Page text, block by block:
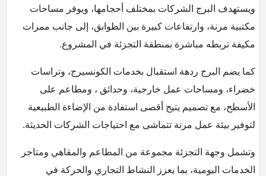
ويستهدف البرج الشركات بمختلف أحجامها، ويوفر مساحات
مكتبية مرنة، وارتفاعات كبيرة بين الطوابق، إلى جانب ممرات
مكيفة تربطه مباشرة بمنطقة التجزئة في المشروع.
كما يضم البرج ردهة استقبال بخدمات الكونسيرج، وتراسات
خضراء، ومساحات عمل خارجية، وحدائق ، ومطاعم على
الأسطح، مع تصميم يتيح أقصى استفادة من الإضاءة الطبيعية
لتوفير بيئة عمل مرنة تتماشى مع احتياجات الشركات الحديثة.
وتشمل وجهة التجزئة مجموعة من المطاعم والمقاهي ومتاجر
الخدمات اليومية، بما يعزز النشاط التجاري والحركة في